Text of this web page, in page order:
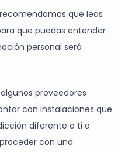
que leas
que puedas entender
personal será
proveedores
con instalaciones que
diferente a ti o
con una